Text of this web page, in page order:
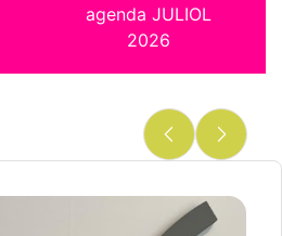
agenda JULIOL
2026